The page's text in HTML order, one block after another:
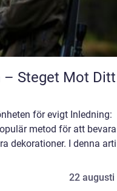
– Steget Mot Ditt
för evigt Inledning:
metod för att bevara
dekorationer. I denna
22 augusti